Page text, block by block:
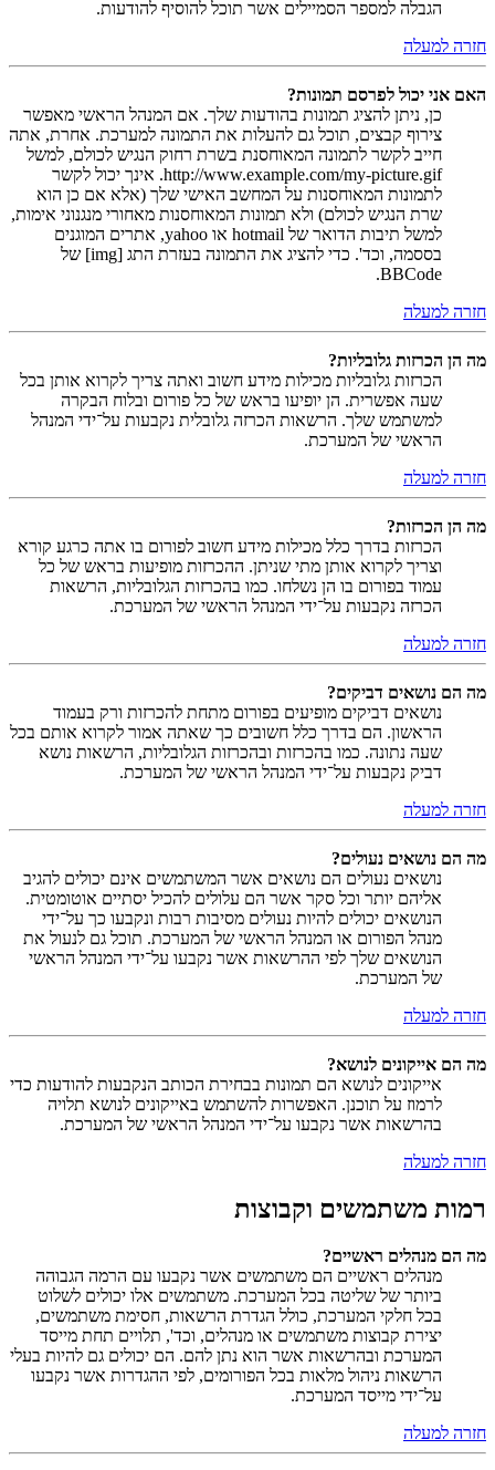
הגבלה למספר הסמיילים אשר תוכל להוסיף להודעות.
חזרה למעלה
האם אני יכול לפרסם תמונות?
כן, ניתן להציג תמונות בהודעות שלך. אם המנהל הראשי מאפשר
צירוף קבצים, תוכל גם להעלות את התמונה למערכת. אחרת, אתה
חייב לקשר לתמונה המאוחסנת בשרת רחוק הנגיש לכולם, למשל
http://www.example.com/my-picture.gif. אינך יכול לקשר
לתמונות המאוחסנות על המחשב האישי שלך (אלא אם כן הוא
שרת הנגיש לכולם) ולא תמונות המאוחסנות מאחורי מנגנוני אימות,
למשל תיבות הדואר של hotmail או yahoo, אתרים המוגנים
בססמה, וכד'. כדי להציג את התמונה בעזרת התג [img] של
BBCode.
חזרה למעלה
מה הן הכרזות גלובליות?
הכרזות גלובליות מכילות מידע חשוב ואתה צריך לקרוא אותן בכל
שעה אפשרית. הן יופיעו בראש של כל פורום ובלוח הבקרה
למשתמש שלך. הרשאות הכרזה גלובלית נקבעות על־ידי המנהל
הראשי של המערכת.
חזרה למעלה
מה הן הכרזות?
הכרזות בדרך כלל מכילות מידע חשוב לפורום בו אתה כרגע קורא
וצריך לקרוא אותן מתי שניתן. ההכרזות מופיעות בראש של כל
עמוד בפורום בו הן נשלחו. כמו בהכרזות הגלובליות, הרשאות
הכרזה נקבעות על־ידי המנהל הראשי של המערכת.
חזרה למעלה
מה הם נושאים דביקים?
נושאים דביקים מופיעים בפורום מתחת להכרזות ורק בעמוד
הראשון. הם בדרך כלל חשובים כך שאתה אמור לקרוא אותם בכל
שעה נתונה. כמו בהכרזות ובהכרזות הגלובליות, הרשאות נושא
דביק נקבעות על־ידי המנהל הראשי של המערכת.
חזרה למעלה
מה הם נושאים נעולים?
נושאים נעולים הם נושאים אשר המשתמשים אינם יכולים להגיב
אליהם יותר וכל סקר אשר הם עלולים להכיל יסתיים אוטומטית.
הנושאים יכולים להיות נעולים מסיבות רבות ונקבעו כך על־ידי
מנהל הפורום או המנהל הראשי של המערכת. תוכל גם לנעול את
הנושאים שלך לפי ההרשאות אשר נקבעו על־ידי המנהל הראשי
של המערכת.
חזרה למעלה
מה הם אייקונים לנושא?
אייקונים לנושא הם תמונות בבחירת הכותב הנקבעות להודעות כדי
לרמוז על תוכנן. האפשרות להשתמש באייקונים לנושא תלויה
בהרשאות אשר נקבעו על־ידי המנהל הראשי של המערכת.
חזרה למעלה
רמות משתמשים וקבוצות
מה הם מנהלים ראשיים?
מנהלים ראשיים הם משתמשים אשר נקבעו עם הרמה הגבוהה
ביותר של שליטה בכל המערכת. משתמשים אלו יכולים לשלוט
בכל חלקי המערכת, כולל הגדרת הרשאות, חסימת משתמשים,
יצירת קבוצות משתמשים או מנהלים, וכד', תלויים תחת מייסד
המערכת ובהרשאות אשר הוא נתן להם. הם יכולים גם להיות בעלי
הרשאות ניהול מלאות בכל הפורומים, לפי ההגדרות אשר נקבעו
על־ידי מייסד המערכת.
חזרה למעלה